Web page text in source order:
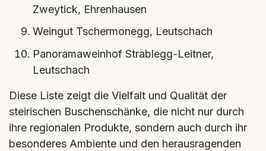
Zweytick, Ehrenhausen
Weingut Tschermonegg, Leutschach
Panoramaweinhof Strablegg-Leitner,
Leutschach
Diese Liste zeigt die Vielfalt und Qualität der
steirischen Buschenschänke, die nicht nur durch
ihre regionalen Produkte, sondern auch durch ihr
besonderes Ambiente und den herausragenden